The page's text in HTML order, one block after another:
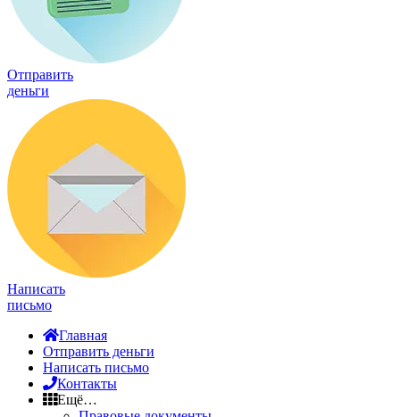
Отправить
деньги
Написать
письмо
Главная
Отправить деньги
Написать письмо
Контакты
Ещё…